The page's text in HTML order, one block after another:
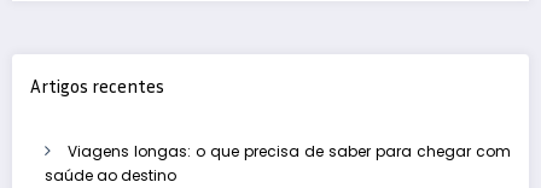
Artigos recentes
Viagens longas: o que precisa de saber para chegar com
saúde ao destino